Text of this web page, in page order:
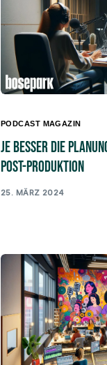
PODCAST MAGAZIN
Je besser die
Post-Produktion
25. MÄRZ 2024